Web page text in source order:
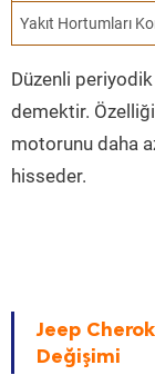
Yakıt Hortumları
Düzenli periyodik
demektir.
motorunu daha
hisseder.
Jeep
Değişimi